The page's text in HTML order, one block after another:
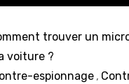
trouver un
voiture ?
espionnage ,